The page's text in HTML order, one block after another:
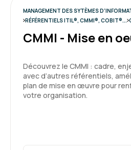
MANAGEMENT DES SYTÈMES
RÉFÉRENTIELS ITIL®, CMMI®, COBIT®...
CMMI - Mise en
Découvrez le CMMI : cadre,
avec d’autres référentiels,
plan de mise en œuvre pour
votre organisation.